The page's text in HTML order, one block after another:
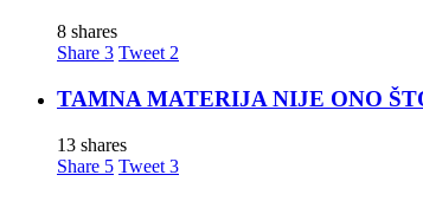
8 shares
Share 3 Tweet 2
TAMNA MATERIJA NIJE ONO
13 shares
Share 5 Tweet 3